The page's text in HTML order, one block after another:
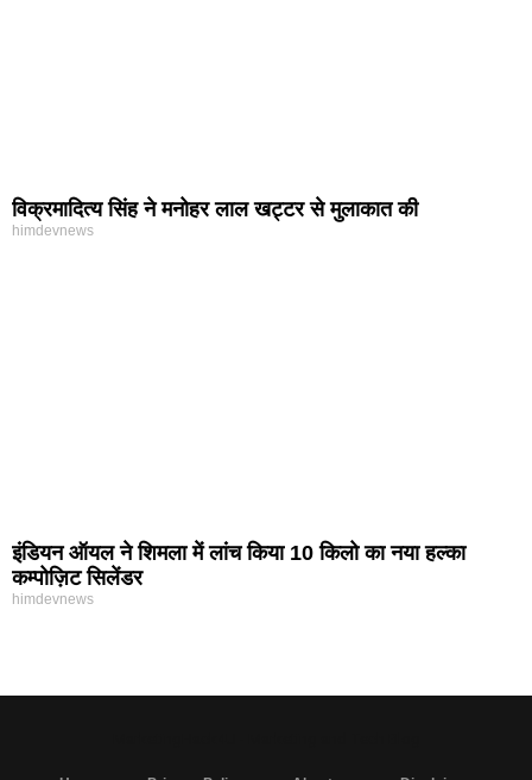
विक्रमादित्य सिंह ने मनोहर लाल खट्टर से मुलाकात की
himdevnews
इंडियन ऑयल ने शिमला में लांच किया 10 किलो का नया हल्का
कम्पोज़िट सिलेंडर
himdevnews